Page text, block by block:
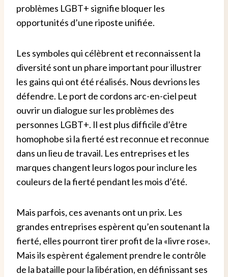
problèmes LGBT+ signifie bloquer les
opportunités d’une riposte unifiée.
Les symboles qui célèbrent et reconnaissent la
diversité sont un phare important pour illustrer
les gains qui ont été réalisés. Nous devrions les
défendre. Le port de cordons arc-en-ciel peut
ouvrir un dialogue sur les problèmes des
personnes LGBT+. Il est plus difficile d’être
homophobe si la fierté est reconnue et reconnue
dans un lieu de travail. Les entreprises et les
marques changent leurs logos pour inclure les
couleurs de la fierté pendant les mois d’été.
Mais parfois, ces avenants ont un prix. Les
grandes entreprises espèrent qu’en soutenant la
fierté, elles pourront tirer profit de la «livre rose».
Mais ils espèrent également prendre le contrôle
de la bataille pour la libération, en définissant ses